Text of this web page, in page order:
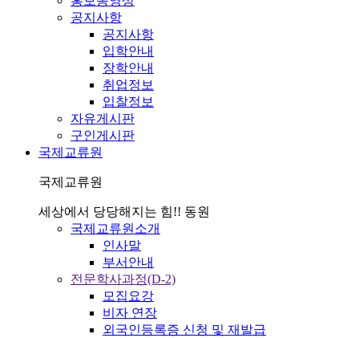
공지사항
공지사항
입학안내
장학안내
취업정보
입찰정보
자유게시판
구인게시판
국제교류원
국제교류원
세상에서 당당해지는 힘!! 동원
국제교류원소개
인사말
부서안내
전문학사과정(D-2)
모집요강
비자 연장
외국인등록증 신청 및 재발급